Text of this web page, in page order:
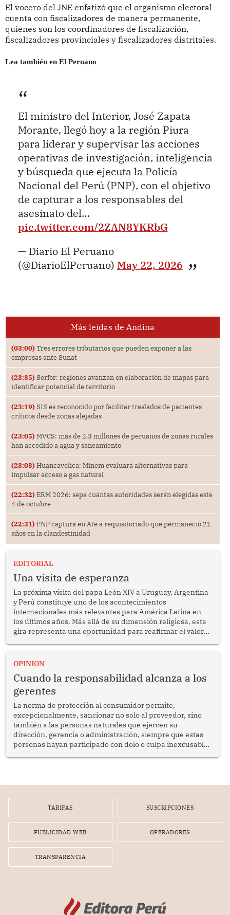
El vocero del JNE enfatizó que el organismo electoral
cuenta con fiscalizadores de manera permanente,
quienes son los coordinadores de fiscalización,
fiscalizadores provinciales y fiscalizadores distritales.
Lea también en El Peruano
El ministro del Interior, José Zapata
Morante, llegó hoy a la región Piura
para liderar y supervisar las acciones
operativas de investigación, inteligencia
y búsqueda que ejecuta la Policía
Nacional del Perú (PNP), con el objetivo
de capturar a los responsables del
asesinato del…
pic.twitter.com/2ZAN8YKRbG
— Diario El Peruano
(@DiarioElPeruano) May 22, 2026
Más leídas de Andina
(03:00) Tres errores tributarios que pueden exponer a las
empresas ante Sunat
(23:35) Serfor: regiones avanzan en elaboración de mapas para
identificar potencial de territorio
(23:19) SIS es reconocido por facilitar traslados de pacientes
críticos desde zonas alejadas
(23:05) MVCS: más de 2.3 millones de peruanos de zonas rurales
han accedido a agua y saneamiento
(23:03) Huancavelica: Minem evaluará alternativas para
impulsar acceso a gas natural
(22:32) ERM 2026: sepa cuántas autoridades serán elegidas este
4 de octubre
(22:31) PNP captura en Ate a requisitoriado que permaneció 21
años en la clandestinidad
EDITORIAL
Una visita de esperanza
La próxima visita del papa León XIV a Uruguay, Argentina
y Perú constituye uno de los acontecimientos
internacionales más relevantes para América Latina en
los últimos años. Más allá de su dimensión religiosa, esta
gira representa una oportunidad para reafirmar el valor
enfrenta desafíos en materia de desarrollo, cohesión
OPINION
Cuando la responsabilidad alcanza a los
gerentes
La norma de protección al consumidor permite,
excepcionalmente, sancionar no solo al proveedor, sino
también a las personas naturales que ejercen su
dirección, gerencia o administración, siempre que estas
personas hayan participado con dolo o culpa inexcusable
por la frustrada realización de un meet and greet con
TARIFAS SUSCRIPCIONES
PUBLICIDAD WEB OPERADORES
TRANSPARENCIA